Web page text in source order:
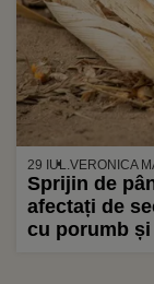
29 IUL. VERONICA
Sprijin de
afectați de
cu porumb